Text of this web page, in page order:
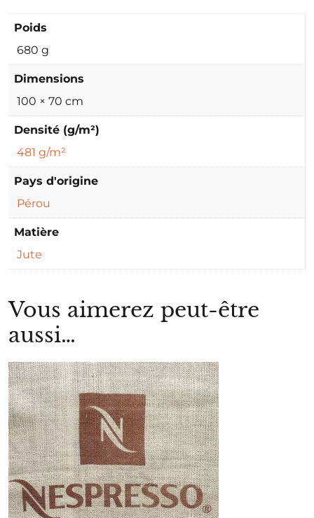
Poids
680 g
Dimensions
100 × 70 cm
Densité (g/m²)
481 g/m²
Pays d'origine
Pérou
Matière
Jute
Vous aimerez peut-être
aussi…